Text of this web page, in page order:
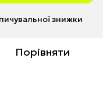
знижки
Порівняти